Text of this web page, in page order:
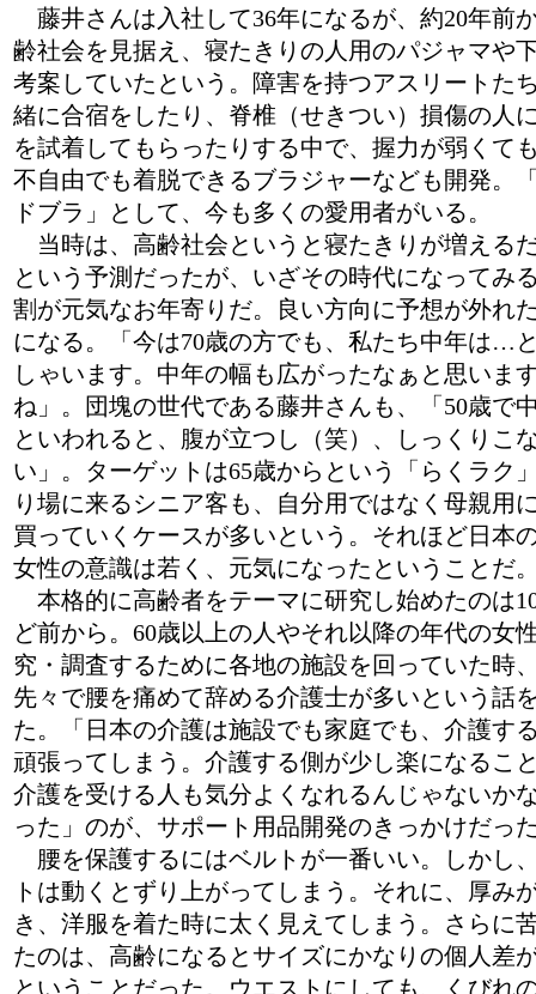
藤井さんは入社して36年になるが、約20年前
齢社会を見据え、寝たきりの人用のパジャマや
考案していたという。障害を持つアスリートた
緒に合宿をしたり、脊椎（せきつい）損傷の人
を試着してもらったりする中で、握力が弱くて
不自由でも着脱できるブラジャーなども開発。
ドブラ」として、今も多くの愛用者がいる。
当時は、高齢社会というと寝たきりが増える
という予測だったが、いざその時代になってみ
割が元気なお年寄りだ。良い方向に予想が外れ
になる。「今は70歳の方でも、私たち中年は…
しゃいます。中年の幅も広がったなぁと思いま
ね」。団塊の世代である藤井さんも、「50歳で
といわれると、腹が立つし（笑）、しっくりこ
い」。ターゲットは65歳からという「らくラク
り場に来るシニア客も、自分用ではなく母親用
買っていくケースが多いという。それほど日本
女性の意識は若く、元気になったということだ
本格的に高齢者をテーマに研究し始めたのは
ど前から。60歳以上の人やそれ以降の年代の女
究・調査するために各地の施設を回っていた時
先々で腰を痛めて辞める介護士が多いという話
た。「日本の介護は施設でも家庭でも、介護す
頑張ってしまう。介護する側が少し楽になるこ
介護を受ける人も気分よくなれるんじゃないか
った」のが、サポート用品開発のきっかけだっ
腰を保護するにはベルトが一番いい。しかし
トは動くとずり上がってしまう。それに、厚み
き、洋服を着た時に太く見えてしまう。さらに
たのは、高齢になるとサイズにかなりの個人差
ということだった。ウエストにしても、くびれ